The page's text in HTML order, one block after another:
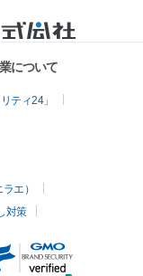
について
ティ24」
エ）
対策